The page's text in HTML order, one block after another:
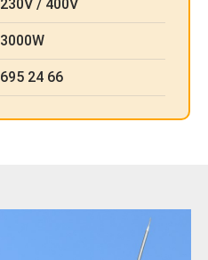
230V / 400V
3000W
695 24 66